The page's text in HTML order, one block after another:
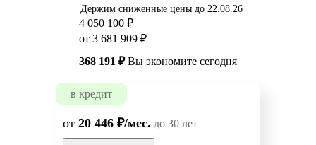
Держим сниженные цены до 22.08.26
4 050 100 ₽
от 3 681 909 ₽
368 191 ₽Вы экономите сегодня
в кредит
от 20 446 ₽/мес. до 30 лет